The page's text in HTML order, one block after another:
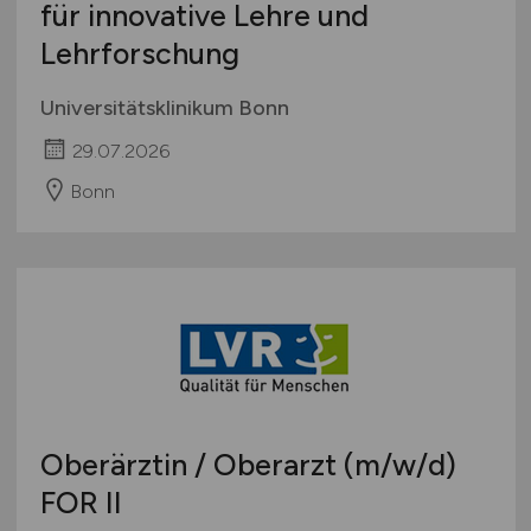
für innovative Lehre und
Lehrforschung
Universitätsklinikum Bonn
29.07.2026
Bonn
Oberärztin / Oberarzt (m/w/d)
FOR II